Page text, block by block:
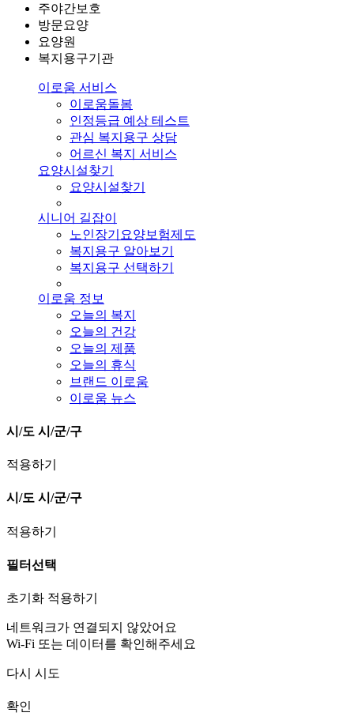
주야간보호
방문요양
요양원
복지용구기관
이로움 서비스
이로움돌봄
인정등급 예상 테스트
관심 복지용구 상담
어르신 복지 서비스
요양시설찾기
요양시설찾기
시니어 길잡이
노인장기요양보험제도
복지용구 알아보기
복지용구 선택하기
이로움 정보
오늘의 복지
오늘의 건강
오늘의 제품
오늘의 휴식
브랜드 이로움
이로움 뉴스
시/도 시/군/구
적용하기
시/도 시/군/구
적용하기
필터선택
초기화 적용하기
네트워크가 연결되지 않았어요
Wi-Fi 또는 데이터를 확인해주세요
다시 시도
확인